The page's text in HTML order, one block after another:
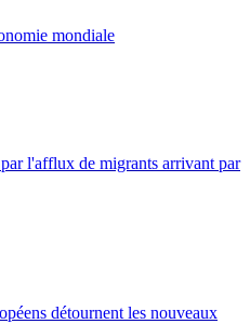
mondiale
l'afflux de migrants arrivant par
détournent les nouveaux